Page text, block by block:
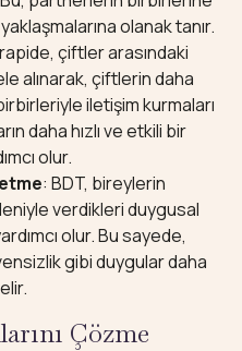
olanak tanır.
çiftler arasındaki
alınarak, çiftlerin daha
iletişim kurmaları
daha hızlı ve etkili bir
olur.
: BDT, bireylerin
verdikleri duygusal
olur. Bu sayede,
gibi duygular daha
Çözme